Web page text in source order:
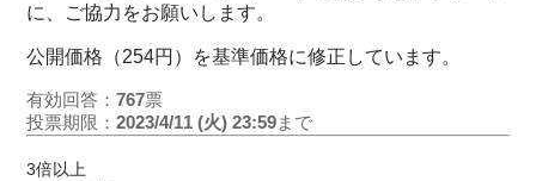
に、ご協力をお願いします。
公開価格（254円）を基準価格に修正しています。
有効回答： 767票
投票期限： 2023/4/11 (火) 23:59まで
3倍以上